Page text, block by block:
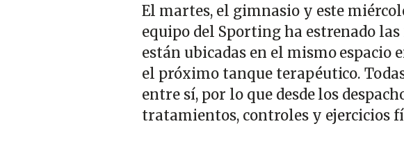
El martes, el gimnasio y este
equipo del Sporting ha estrenado las
están ubicadas en el mismo espacio
el próximo tanque terapéutico.
entre sí, por lo que desde los
tratamientos, controles y ejercicios